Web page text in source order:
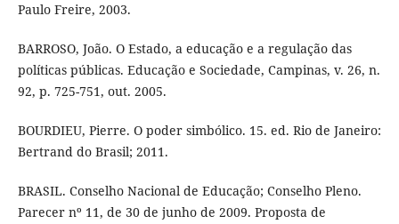
Paulo Freire, 2003.
BARROSO, João. O Estado, a educação e a regulação das
políticas públicas. Educação e Sociedade, Campinas, v. 26, n.
92, p. 725-751, out. 2005.
BOURDIEU, Pierre. O poder simbólico. 15. ed. Rio de Janeiro:
Bertrand do Brasil; 2011.
BRASIL. Conselho Nacional de Educação; Conselho Pleno.
Parecer nº 11, de 30 de junho de 2009. Proposta de